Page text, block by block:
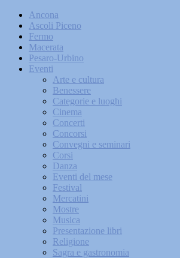
Ancona
Ascoli Piceno
Fermo
Macerata
Pesaro-Urbino
Eventi
Arte e cultura
Benessere
Categorie e luoghi
Cinema
Concerti
Concorsi
Convegni e seminari
Corsi
Danza
Eventi del mese
Festival
Mercatini
Mostre
Musica
Presentazione libri
Religione
Sagra e gastronomia